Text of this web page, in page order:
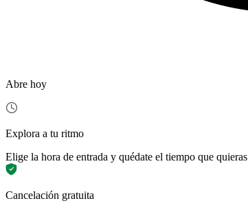
Abre hoy
Explora a tu ritmo
Elige la hora de entrada y quédate el tiempo que quieras
Cancelación gratuita